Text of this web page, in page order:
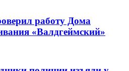
работу Дома
«Валдгеймский»